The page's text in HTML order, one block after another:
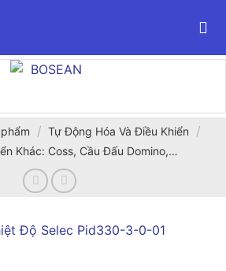
/ Tự Động Hóa Và Điều Khiển /
Khác: Coss, Cầu Đấu Domino,…